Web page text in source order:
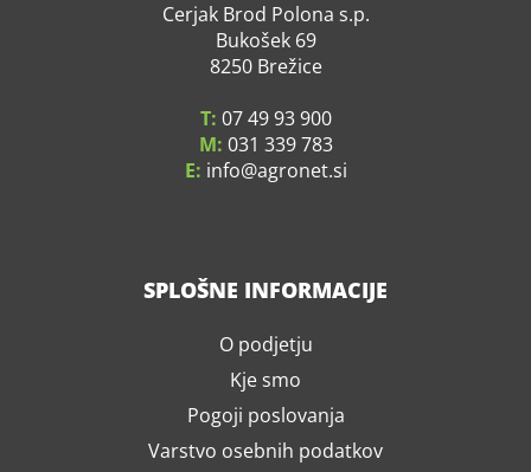
Cerjak Brod Polona s.p.
Bukošek 69
8250 Brežice
T: 07 49 93 900
M: 031 339 783
E: info agronet.si
SPLOŠNE INFORMACIJE
O podjetju
Kje smo
Pogoji poslovanja
Varstvo osebnih podatkov